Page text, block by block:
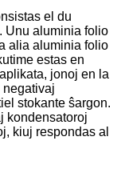
el du
Unu aluminia folio
alia aluminia folio
estas en
jonoj en la
stokante ŝargon.
kondensatoroj
kiuj respondas al